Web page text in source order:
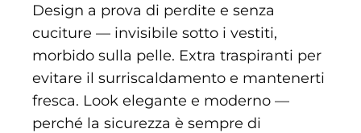
Design a prova di perdite e senza
cuciture — invisibile sotto i vestiti,
morbido sulla pelle. Extra traspiranti per
evitare il surriscaldamento e mantenerti
fresca. Look elegante e moderno —
perché la sicurezza è sempre di